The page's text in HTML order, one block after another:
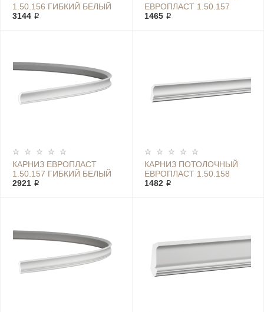
1.50.156 ГИБКИЙ БЕЛЫЙ
3144 ₽
ЕВРОПЛАСТ 1.50.157
1465 ₽
КАРНИЗ ЕВРОПЛАСТ
1.50.157 ГИБКИЙ БЕЛЫЙ
2921 ₽
КАРНИЗ ПОТОЛОЧНЫЙ
ЕВРОПЛАСТ 1.50.158
1482 ₽